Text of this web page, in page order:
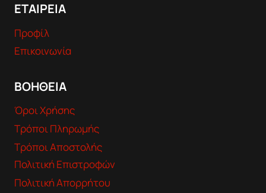
ΕΤΑΙΡΕΙΑ
Προφίλ
Επικοινωνία
ΒΟΗΘΕΙΑ
Όροι Χρήσης
Τρόποι Πληρωμής
Τρόποι Αποστολής
Πολιτική Επιστροφών
Πολιτική Απορρήτου